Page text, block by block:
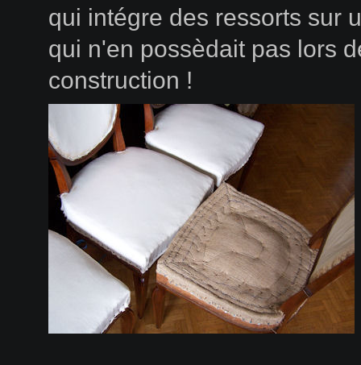
qui intégre des ressorts sur
qui n'en possèdait pas lors
construction !